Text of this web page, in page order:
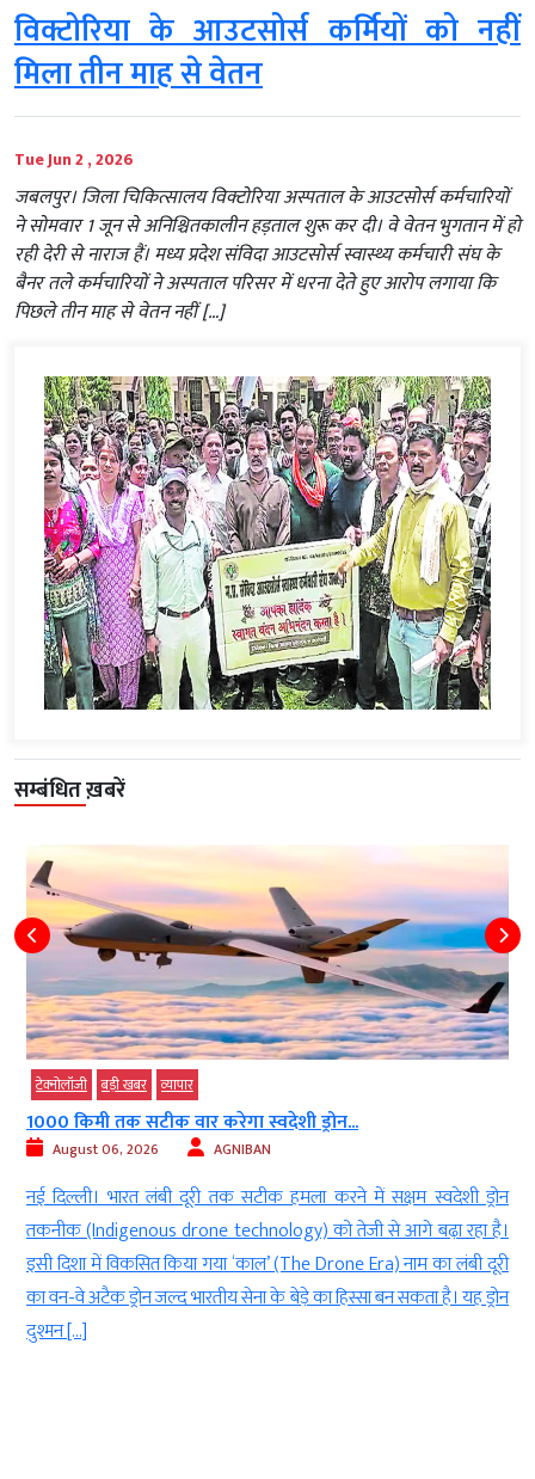
विक्टोरिया के आउटसोर्स कर्मियों को नहीं
मिला तीन माह से वेतन
Tue Jun 2 , 2026
जबलपुर। जिला चिकित्सालय विक्टोरिया अस्पताल के आउटसोर्स कर्मचारियों
ने सोमवार 1 जून से अनिश्चितकालीन हड़ताल शुरू कर दी। वे वेतन भुगतान में हो
रही देरी से नाराज हैं। मध्य प्रदेश संविदा आउटसोर्स स्वास्थ्य कर्मचारी संघ के
बैनर तले कर्मचारियों ने अस्पताल परिसर में धरना देते हुए आरोप लगाया कि
पिछले तीन माह से वेतन नहीं […]
सम्बंधित ख़बरें
टेक्‍नोलॉजी बड़ी खबर व्‍यापार
1000 किमी तक सटीक वार करेगा स्वदेशी ड्रोन...
August 06, 2026 AGNIBAN
नई दिल्ली। भारत लंबी दूरी तक सटीक हमला करने में सक्षम स्वदेशी ड्रोन
तकनीक (Indigenous drone technology) को तेजी से आगे बढ़ा रहा है।
इसी दिशा में विकसित किया गया ‘काल’ (The Drone Era) नाम का लंबी दूरी
का वन-वे अटैक ड्रोन जल्द भारतीय सेना के बेड़े का हिस्सा बन सकता है। यह ड्रोन
दुश्मन […]